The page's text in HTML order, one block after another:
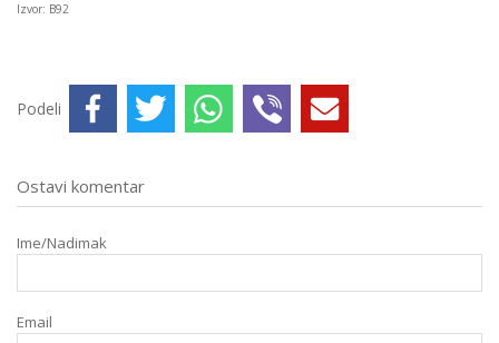
Izvor: B92
Podeli
Ostavi komentar
Ime/Nadimak
Email